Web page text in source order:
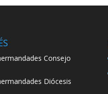
Consejo
Diócesis